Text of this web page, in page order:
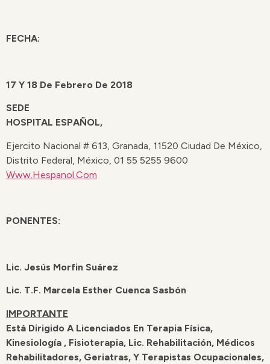
FECHA:
17 Y 18 De Febrero De 2018
SEDE
HOSPITAL ESPAÑOL,
Ejercito Nacional # 613, Granada, 11520 Ciudad De México,
Distrito Federal, México, 01 55 5255 9600
Www.hespanol.com
PONENTES:
Lic. Jesús Morfin Suárez
Lic. T.F. Marcela Esther Cuenca Sasbón
IMPORTANTE
Está Dirigido A Licenciados En Terapia Física,
Kinesiología , Fisioterapia, Lic. Rehabilitación, Médicos
Rehabilitadores, Geriatras, Y Terapistas Ocupacionales,